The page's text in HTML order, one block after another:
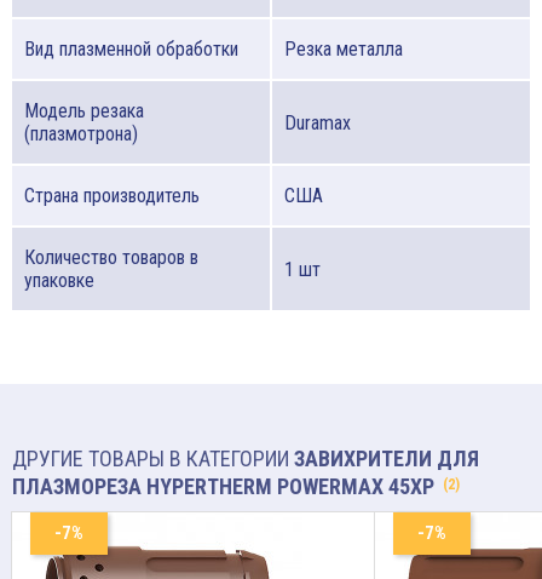
Вид плазменной обработки Резка металла
Модель резака
(плазмотрона)
Duramax
Страна производитель США
Количество товаров в
упаковке
1 шт
ДРУГИЕ ТОВАРЫ В КАТЕГОРИИ ЗАВИХРИТЕЛИ ДЛЯ
ПЛАЗМОРЕЗА HYPERTHERM POWERMAX 45XP (2)
-7% -7%